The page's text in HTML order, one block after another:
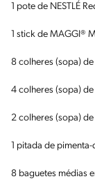
1 pote de NESTLÉ
1 stick de MAGGI®
8 colheres (sopa)
4 colheres (sopa)
2 colheres (sopa)
1 pitada de
8 baguetes médias